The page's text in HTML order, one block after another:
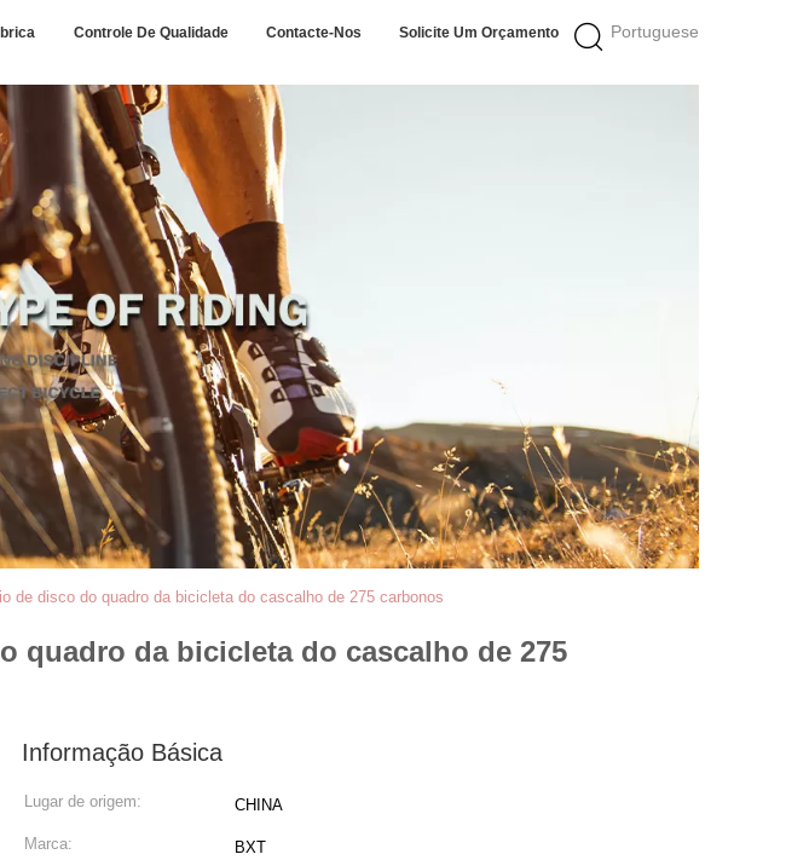
Portuguese
Controle De Qualidade Contacte-Nos Solicite Um Orçamento
de disco do quadro da bicicleta do cascalho de 275 carbonos
quadro da bicicleta do cascalho de 275
Informação Básica
Lugar de origem: CHINA
Marca: BXT